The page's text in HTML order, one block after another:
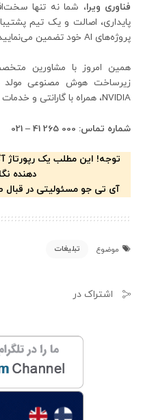
فناوری ویرا، شما نه تنها
پروژه‌های AI خود تضمین می‌نمایید.
همین امروز با مشاورین
NVIDIA، همراه با گارانتی و خدمات پس از فروش بی‌نظیر، تثبیت کنید.
شماره تماس: 000 265 41 – 021
توجه! این مطلب یک
دهنده
آی تی جو مسئولیتی در قبال
موضوع تبلیغات
اشتراک در